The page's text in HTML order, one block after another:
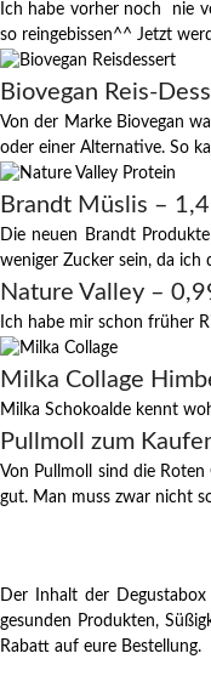
Ich habe vorher noch nie
so reingebissen^^ Jetzt
Biovegan Reis-
Von der Marke Biovegan
oder einer Alternative. So
Brandt Müslis –
Die neuen Brandt
weniger Zucker sein, da ich
Nature Valley –
Ich habe mir schon früher
Milka Collage
Milka Schokoalde kennt
Pullmoll zum
Von Pullmoll sind die
gut. Man muss zwar nicht
Der Inhalt der
gesunden Produkten,
Rabatt auf eure Bestellung.